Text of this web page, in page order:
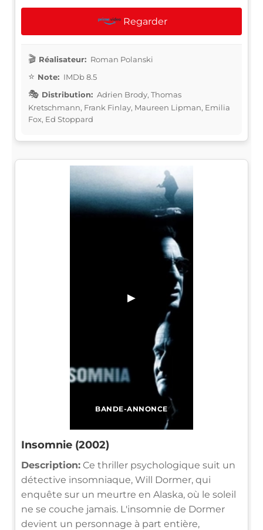
Regarder
Réalisateur: Roman Polanski
Note: IMDb 8.5
Distribution: Adrien Brody, Thomas
Kretschmann, Frank Finlay, Maureen Lipman, Emilia
Fox, Ed Stoppard
BANDE-ANNONCE
▶
Insomnie (2002)
Description: Ce thriller psychologique suit un
détective insomniaque, Will Dormer, qui
enquête sur un meurtre en Alaska, où le soleil
ne se couche jamais. L'insomnie de Dormer
devient un personnage à part entière,